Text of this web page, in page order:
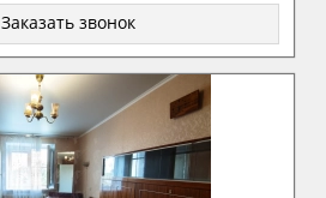
Заказать звонок